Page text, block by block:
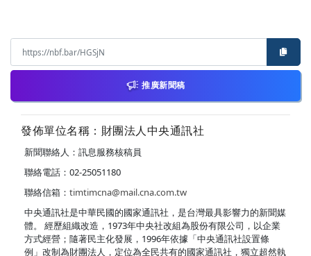
推廣新聞稿
發佈單位名稱：財團法人中央通訊社
新聞聯絡人：訊息服務核稿員
聯絡電話：02-25051180
聯絡信箱： timtimcna@mail.cna.com.tw
中央通訊社是中華民國的國家通訊社，是台灣最具影響力的新聞媒
體。 經歷組織改造，1973年中央社改組為股份有限公司，以企業
方式經營；隨著民主化發展，1996年依據「中央通訊社設置條
例」改制為財團法人，定位為全民共有的國家通訊社，獨立超然執